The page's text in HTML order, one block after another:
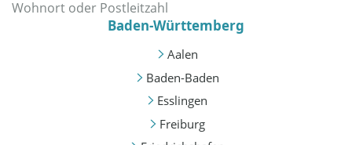
Baden-Württemberg
Aalen
Baden-Baden
Esslingen
Freiburg